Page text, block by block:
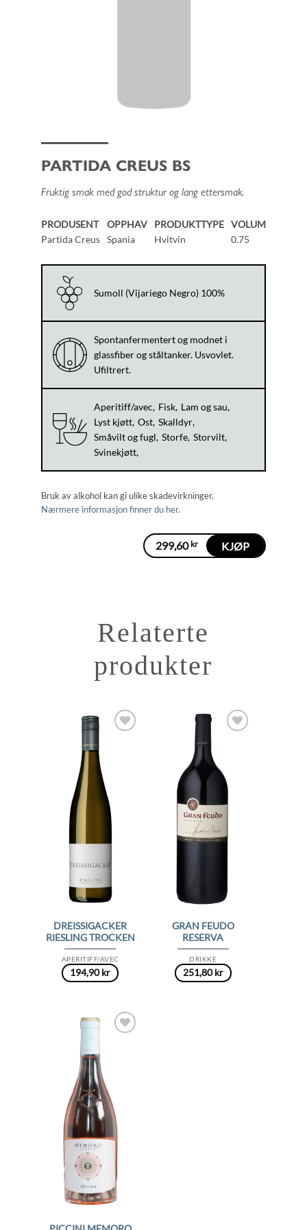
PARTIDA CREUS BS
Fruktig smak med god struktur og lang ettersmak.
PRODUSENT
Partida Creus
OPPHAV
Spania
PRODUKTTYPE
Hvitvin
VOLUM
0.75
Sumoll (Vijariego Negro) 100%
Spontanfermentert og modnet i
glassfiber og ståltanker. Usvovlet.
Ufiltrert.
Aperitiff/avec Fisk Lam og sau
Lyst kjøtt Ost Skalldyr
Småvilt og fugl Storfe Storvilt
Svinekjøtt
Bruk av alkohol kan gi ulike skadevirkninger.
Nærmere informasjon finner du her.
299,60 kr KJØP
Relaterte
produkter
APERITIFF/AVEC
DREISSIGACKER
RIESLING TROCKEN
194,90kr
DRIKKE
GRAN FEUDO
RESERVA
251,80kr